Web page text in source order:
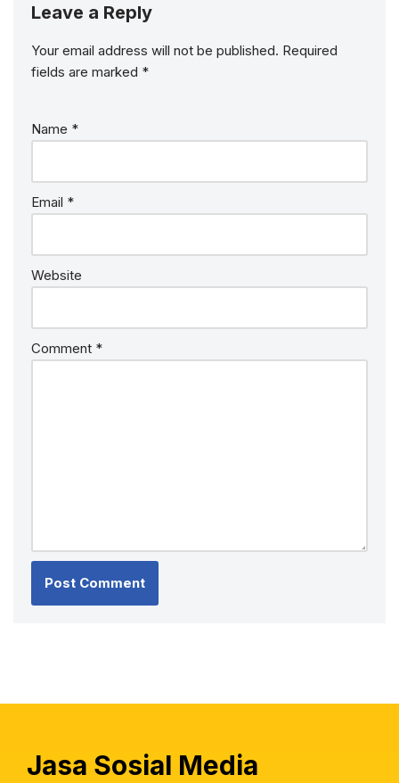
Leave a Reply
Your email address will not be published. Required
fields are marked *
Name *
Email *
Website
Comment *
Jasa Sosial Media